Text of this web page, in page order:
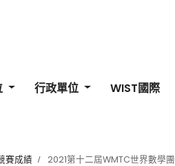
行政單位 WIST國際
賽成績 2021第十二屆WMTC世界數學